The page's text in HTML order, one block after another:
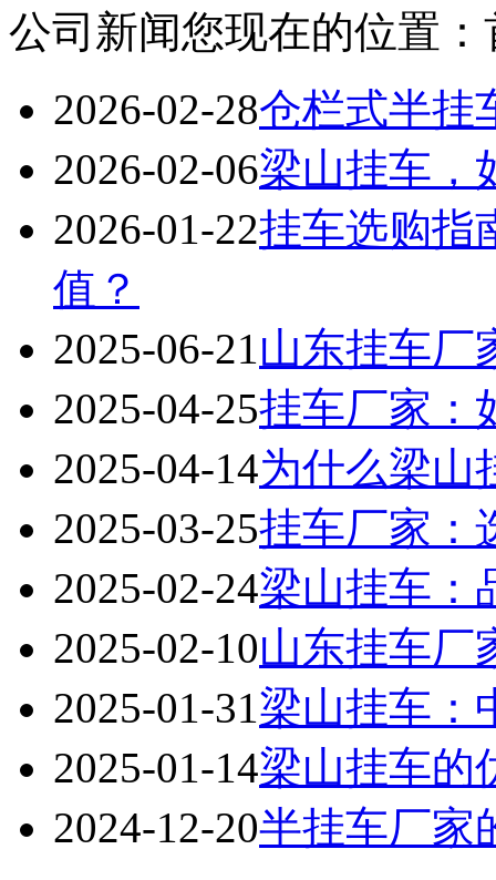
公司新闻您现在的位置
2026-02-28仓栏式半挂
2026-02-06梁山挂车，
2026-01-22挂车选购指
值？
2025-06-21山东挂车厂
2025-04-25挂车厂家：
2025-04-14为什么梁山
2025-03-25挂车厂家：
2025-02-24梁山挂车：
2025-02-10山东挂车厂
2025-01-31梁山挂车：
2025-01-14梁山挂车的
2024-12-20半挂车厂家